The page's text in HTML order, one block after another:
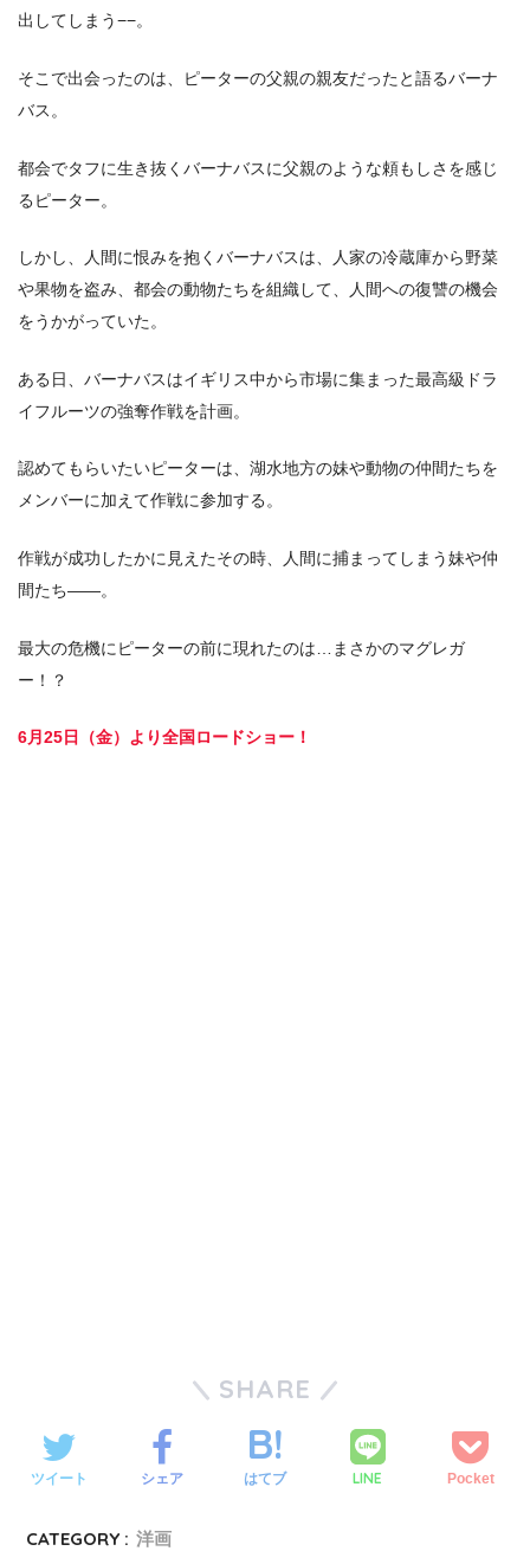
出してしまう−−。
そこで出会ったのは、ピーターの父親の親友だったと語るバーナ
バス。
都会でタフに生き抜くバーナバスに父親のような頼もしさを感じ
るピーター。
しかし、人間に恨みを抱くバーナバスは、人家の冷蔵庫から野菜
や果物を盗み、都会の動物たちを組織して、人間への復讐の機会
をうかがっていた。
ある日、バーナバスはイギリス中から市場に集まった最高級ドラ
イフルーツの強奪作戦を計画。
認めてもらいたいピーターは、湖水地方の妹や動物の仲間たちを
メンバーに加えて作戦に参加する。
作戦が成功したかに見えたその時、人間に捕まってしまう妹や仲
間たち――。
最大の危機にピーターの前に現れたのは…まさかのマグレガ
ー！？
6月25日（金）より全国ロードショー！
SHARE
ツイート シェア はてブ LINE Pocket
CATEGORY : 洋画